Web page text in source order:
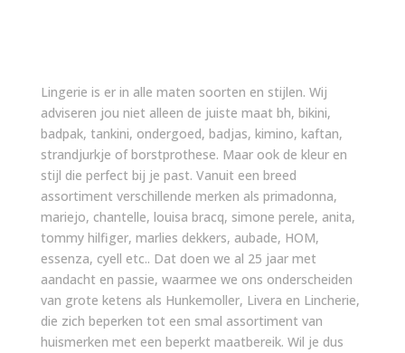
Lingerie is er in alle maten soorten en stijlen. Wij
adviseren jou niet alleen de juiste maat bh, bikini,
badpak, tankini, ondergoed, badjas, kimino, kaftan,
strandjurkje of borstprothese. Maar ook de kleur en
stijl die perfect bij je past. Vanuit een breed
assortiment verschillende merken als primadonna,
mariejo, chantelle, louisa bracq, simone perele, anita,
tommy hilfiger, marlies dekkers, aubade, HOM,
essenza, cyell etc.. Dat doen we al 25 jaar met
aandacht en passie, waarmee we ons onderscheiden
van grote ketens als Hunkemoller, Livera en Lincherie,
die zich beperken tot een smal assortiment van
huismerken met een beperkt maatbereik. Wil je dus